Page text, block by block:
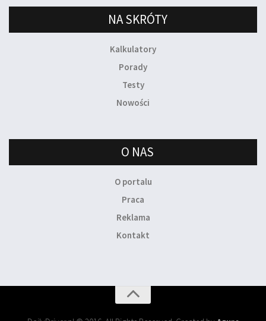
NA SKRÓTY
Kalkulatory
Porady
Testy
Nowości
O NAS
O portalu
Praca
Reklama
Kontakt